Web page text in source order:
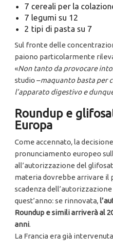
7 cereali per la
7 legumi su 12
2 tipi di pasta su 7
Sul fronte delle
paiono particolarmente
«Non tanto da provocare
studio –maquanto basta per
l’apparato digestivo e
Roundup e
Europa
Come accennato, la
pronunciamento europeo
all’autorizzazione del
materia dovrebbe arrivare il
scadenza
quest’anno: se rinnovata,
Roundup e simili arriverà al
anni.
La Francia era già